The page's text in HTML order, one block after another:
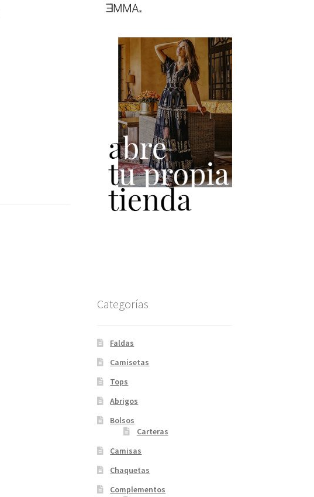
Categorías
Faldas
Camisetas
Tops
Abrigos
Bolsos
Carteras
Camisas
Chaquetas
Complementos